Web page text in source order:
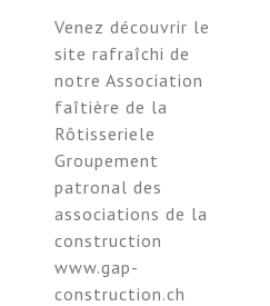
Venez découvrir le
site rafraîchi de
notre Association
faîtière de la
Rôtisseriele
Groupement
patronal des
associations de la
construction
www.gap-
construction.ch